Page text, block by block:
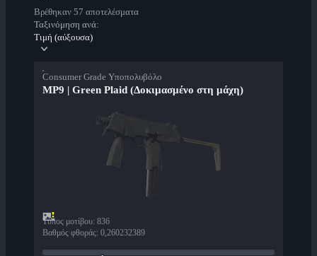
Βρέθηκαν 57 αποτελέσματα
Ταξινόμηση ανά:
Τιμή (αύξουσα)
Consumer Grade Υποπολυβόλο
MP9 | Green Plaid (Δοκιμασμένο στη μάχη)
Τύπος μοτίβου: 836
Βαθμός φθοράς: 0,260232389